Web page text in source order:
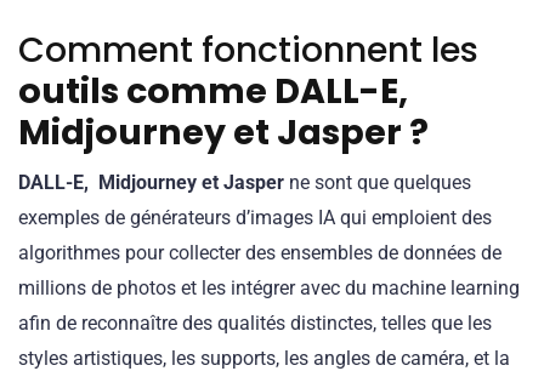
Comment fonctionnent les
outils comme DALL-E,
Midjourney et Jasper ?
DALL-E, Midjourney et Jasper ne sont que quelques
exemples de générateurs d’images IA qui emploient des
algorithmes pour collecter des ensembles de données de
millions de photos et les intégrer avec du machine learning
afin de reconnaître des qualités distinctes, telles que les
styles artistiques, les supports, les angles de caméra, et la